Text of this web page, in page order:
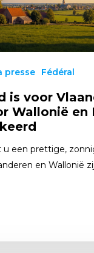
presse Fédéral
is voor
Wallonië en
u een prettige,
en Wallonië